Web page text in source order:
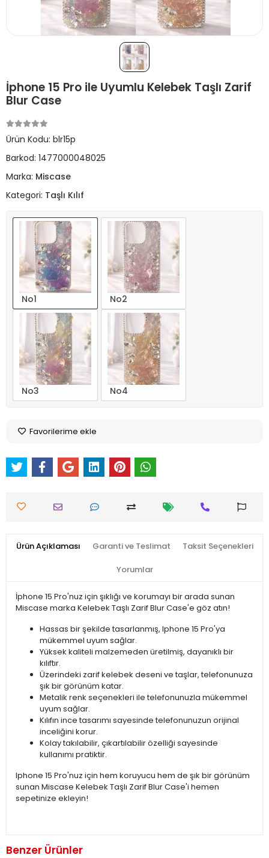
İphone 15 Pro ile Uyumlu Kelebek Taşlı Zarif
Blur Case
Ürün Kodu: blr15p
Barkod: 1477000048025
Marka: Miscase
Kategori: Taşlı Kılıf
No1 No2
No3 No4
Favorilerime ekle
Ürün Açıklaması Garanti ve Teslimat Taksit Seçenekleri
Yorumlar
İphone 15 Pro'nuz için şıklığı ve korumayı bir arada sunan
Miscase marka Kelebek Taşlı Zarif Blur Case'e göz atın!
Hassas bir şekilde tasarlanmış, Iphone 15 Pro'ya
mükemmel uyum sağlar.
Yüksek kaliteli malzemeden üretilmiş, dayanıklı bir
kılıftır.
Üzerindeki zarif kelebek deseni ve taşlar, telefonunuza
şık bir görünüm katar.
Metalik renk seçenekleri ile telefonunuzla mükemmel
uyum sağlar.
Kılıfın ince tasarımı sayesinde telefonunuzun orijinal
inceliğini korur.
Kolay takılabilir, çıkartılabilir özelliği sayesinde
kullanımı pratiktir.
Iphone 15 Pro'nuz için hem koruyucu hem de şık bir görünüm
sunan Miscase Kelebek Taşlı Zarif Blur Case'i hemen
sepetinize ekleyin!
Benzer Ürünler